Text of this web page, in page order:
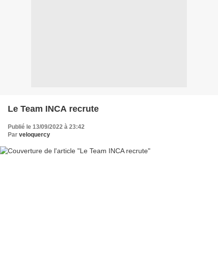
Le Team INCA recrute
Publié le 13/09/2022 à 23:42
Par veloquercy